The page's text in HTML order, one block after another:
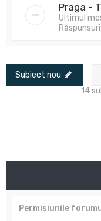
Praga -
Ultimul
Răspunsuri:
Subiect nou
14
Permisiunile